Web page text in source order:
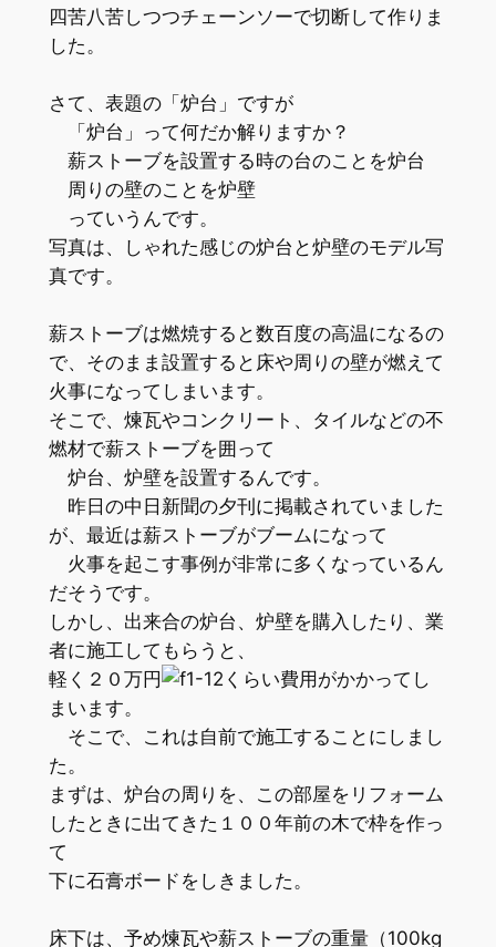
四苦八苦しつつチェーンソーで切断して作りま
した。
さて、表題の「炉台」ですが
「炉台」って何だか解りますか？
薪ストーブを設置する時の台のことを炉台
周りの壁のことを炉壁
っていうんです。
写真は、しゃれた感じの炉台と炉壁のモデル写
真です。
薪ストーブは燃焼すると数百度の高温になるの
で、そのまま設置すると床や周りの壁が燃えて
火事になってしまいます。
そこで、煉瓦やコンクリート、タイルなどの不
燃材で薪ストーブを囲って
炉台、炉壁を設置するんです。
昨日の中日新聞の夕刊に掲載されていました
が、最近は薪ストーブがブームになって
火事を起こす事例が非常に多くなっているん
だそうです。
しかし、出来合の炉台、炉壁を購入したり、業
者に施工してもらうと、
軽く２０万円
くらい費用がかかってし
まいます。
そこで、これは自前で施工することにしまし
た。
まずは、炉台の周りを、この部屋をリフォーム
したときに出てきた１００年前の木で枠を作っ
て
下に石膏ボードをしきました。
床下は、予め煉瓦や薪ストーブの重量（100kg